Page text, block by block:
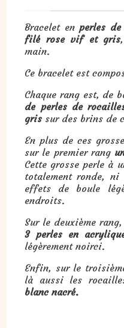
Bracelet en perles
filé rose vif et gris
main.
Ce bracelet est
Chaque rang est, de
de perles de
gris sur des brins de
En plus de ces
sur le premier rang
Cette grosse perle à
totalement ronde,
effets de boule
endroits.
Sur le deuxième
3 perles en
légèrement noirci.
Enfin, sur le
là aussi les
blanc nacré.